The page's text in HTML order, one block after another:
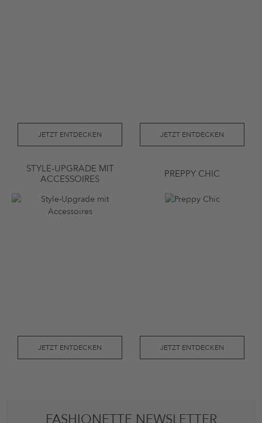
JETZT ENTDECKEN JETZT ENTDECKEN
STYLE-UPGRADE MIT
ACCESSOIRES
JETZT ENTDECKEN
PREPPY CHIC
JETZT ENTDECKEN
FASHIONETTE NEWSLETTER